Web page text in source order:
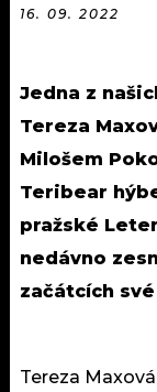
OSTATNÍ
16. 09. 2022
Jedna z
Tereza
Milošem
Teribear
pražské
nedávno
začátcích
Tereza